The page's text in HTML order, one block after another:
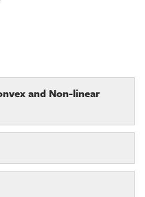
and Non-linear